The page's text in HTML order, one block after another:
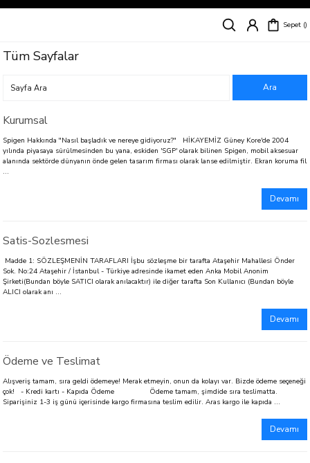
Siparişleriniz
Sepet
Tüm Sayfalar
Kurumsal
Spigen Hakkında "Nasıl başladık ve nereye gidiyoruz?" HİKAYEMİZ Güney Kore'de 2004
yılında piyasaya sürülmesinden bu yana, eskiden 'SGP' olarak bilinen Spigen, mobil aksesuar
alanında sektörde dünyanın önde gelen tasarım firması olarak lanse edilmiştir. Ekran koruma fil
...
Devamı
Satis-Sozlesmesi
Madde 1: SÖZLEŞMENİN TARAFLARI İşbu sözleşme bir tarafta Ataşehir Mahallesi Önder
Sok. No:24 Ataşehir / İstanbul - Türkiye adresinde ikamet eden Anka Mobil Anonim
Şirketi(Bundan böyle SATICI olarak anılacaktır) ile diğer tarafta Son Kullanıcı (Bundan böyle
ALICI olarak anı ...
Devamı
Ödeme ve Teslimat
Alışveriş tamam, sıra geldi ödemeye! Merak etmeyin, onun da kolayı var. Bizde ödeme seçeneği
çok! - Kredi kartı - Kapıda Ödeme Ödeme tamam, şimdide sıra teslimatta.
Siparişiniz 1-3 iş günü içerisinde kargo firmasına teslim edilir. Aras kargo ile kapıda ...
Devamı